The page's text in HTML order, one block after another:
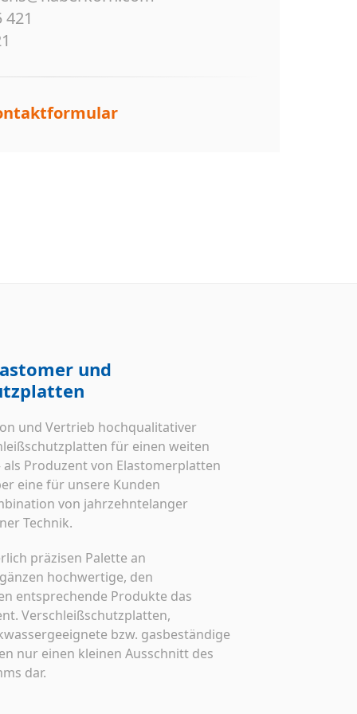
421
und
und Vertrieb hochqualitativer
für einen weiten
als Produzent von Elastomerplatten
eine für unsere Kunden
von jahrzehntelanger
Technik.
präzisen Palette an
hochwertige, den
entsprechende Produkte das
Verschleißschutzplatten,
bzw. gasbeständige
nur einen kleinen Ausschnitt des
dar.